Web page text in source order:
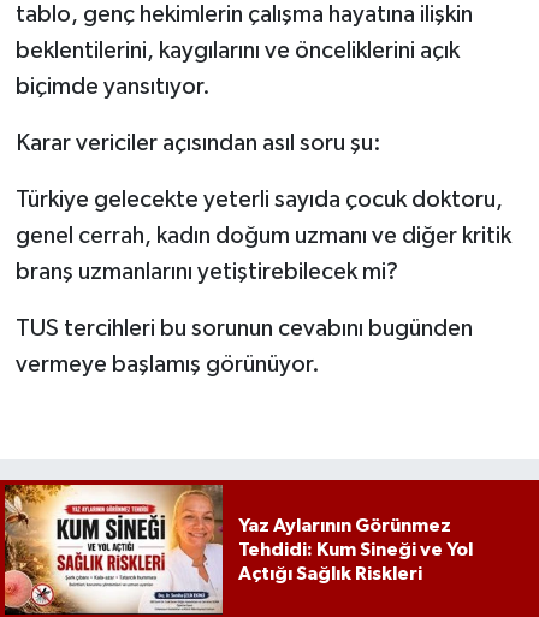
tablo, genç hekimlerin çalışma hayatına ilişkin
beklentilerini, kaygılarını ve önceliklerini açık
biçimde yansıtıyor.
Karar vericiler açısından asıl soru şu:
Türkiye gelecekte yeterli sayıda çocuk doktoru,
genel cerrah, kadın doğum uzmanı ve diğer kritik
branş uzmanlarını yetiştirebilecek mi?
TUS tercihleri bu sorunun cevabını bugünden
vermeye başlamış görünüyor.
Yaz Aylarının Görünmez
Tehdidi: Kum Sineği ve Yol
Açtığı Sağlık Riskleri